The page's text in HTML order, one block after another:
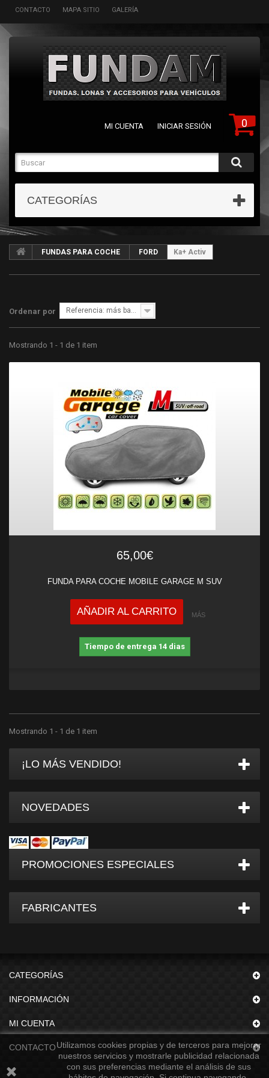
CONTACTO MAPA SITIO GALERÍA
0
MI CUENTA INICIAR SESIÓN
CATEGORÍAS
FUNDAS PARA COCHE FORD Ka+ Activ
Ordenar por Referencia: más bajo primero
Mostrando 1 - 1 de 1 item
65,00€
FUNDA PARA COCHE MOBILE GARAGE M SUV
AÑADIR AL CARRITO MÁS
Tiempo de entrega 14 dias
Mostrando 1 - 1 de 1 item
¡LO MÁS VENDIDO!
NOVEDADES
PROMOCIONES ESPECIALES
FABRICANTES
CATEGORÍAS
INFORMACIÓN
MI CUENTA
CONTACTOUtilizamos cookies propias y de terceros para mejorar
nuestros servicios y mostrarle publicidad relacionada
con sus preferencias mediante el análisis de sus